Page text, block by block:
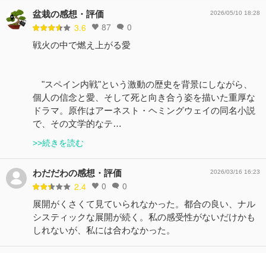
盆栽の感想・評価
3.6 87 0
2026/05/10 18:28
戦火の中で燃え上がる愛
"スペイン内戦"という激動の歴史を背景にしながら、
個人の信念と愛、そして死と向き合う姿を描いた重厚な
ドラマ。原作はアーネスト・ヘミングウェイの同名小説
で、その文学的なテ…
>>続きを読む
わだだわの感想・評価
2.4 0 0
2026/03/16 16:23
展開がくさくて見ていられなかった。都合の良い、ナル
システィックな展開が続く。私の感受性がないだけかも
しれないが、私には合わなかった。